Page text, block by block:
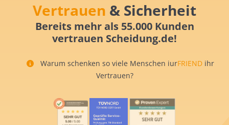
Vertrauen & Sicherheit
Bereits mehr als 55.000 Kunden
vertrauen Scheidung.de!
Warum schenken so viele Menschen iurFRIEND ihr
Vertrauen?